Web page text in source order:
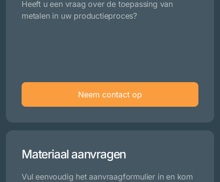
Heeft u een vraag over de toepassing van
metalen in uw productieproces?
Neem contact op
Materiaal aanvragen
Vul eenvoudig het aanvraagformulier in en kom